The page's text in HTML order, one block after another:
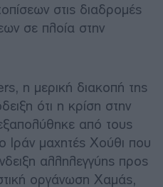
στις διαδρομές
σε πλοία στην
η μερική διακοπή της
ότι η κρίση στην
από τους
Ιράν μαχητές Χούθι που
αλληλεγγύης προς
οργάνωση Χαμάς,